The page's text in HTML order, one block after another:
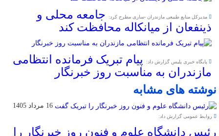
مدیرکل منابع طبیعی مازندران -ساری مطرح کرد:
جامعه محلی و
ذینفعان از میانکاله محافظت کند
پایگاه خبری پلیس گزارش داد:
پیام تبریک فرمانده انتظامی
مازندران به مناسبت روز خبرنگار
نوشته های مشابه
16 مرداد 1405
روابط عمومی گزارش داد:
رئیس دانشگاه علوم و فنون روز خبرنگار را